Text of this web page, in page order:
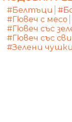
#Белтъци
#Гювеч с месо
#Гювеч със
#Гювеч със
#Зелени чушки